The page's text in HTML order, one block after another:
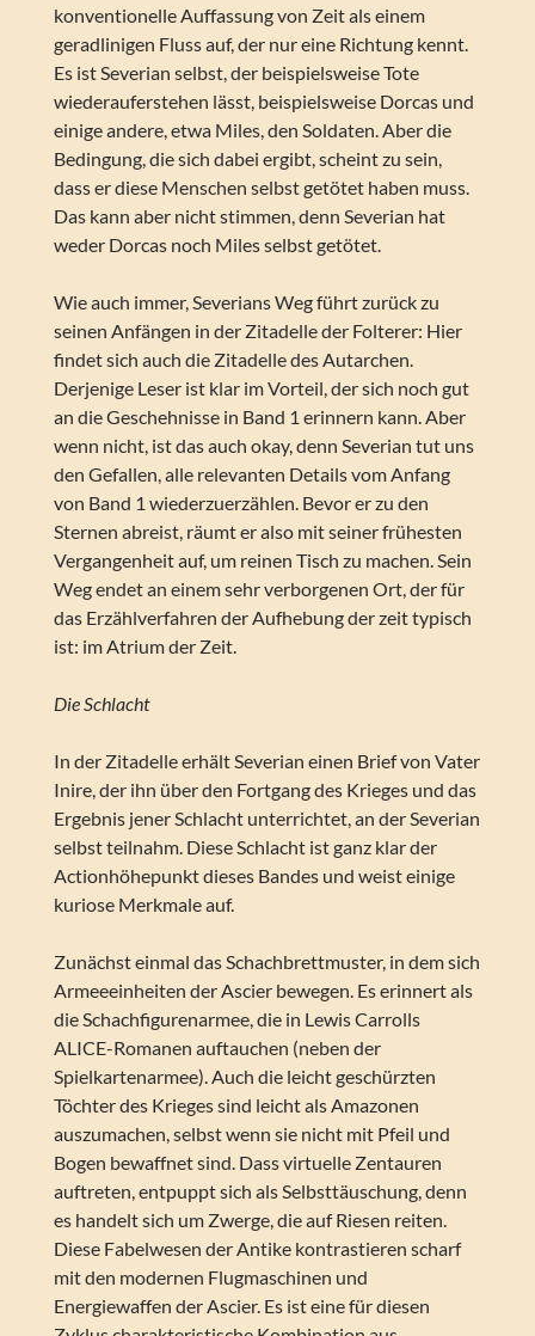
konventionelle Auffassung von Zeit als einem
geradlinigen Fluss auf, der nur eine Richtung kennt.
Es ist Severian selbst, der beispielsweise Tote
wiederauferstehen lässt, beispielsweise Dorcas und
einige andere, etwa Miles, den Soldaten. Aber die
Bedingung, die sich dabei ergibt, scheint zu sein,
dass er diese Menschen selbst getötet haben muss.
Das kann aber nicht stimmen, denn Severian hat
weder Dorcas noch Miles selbst getötet.
Wie auch immer, Severians Weg führt zurück zu
seinen Anfängen in der Zitadelle der Folterer: Hier
findet sich auch die Zitadelle des Autarchen.
Derjenige Leser ist klar im Vorteil, der sich noch gut
an die Geschehnisse in Band 1 erinnern kann. Aber
wenn nicht, ist das auch okay, denn Severian tut uns
den Gefallen, alle relevanten Details vom Anfang
von Band 1 wiederzuerzählen. Bevor er zu den
Sternen abreist, räumt er also mit seiner frühesten
Vergangenheit auf, um reinen Tisch zu machen. Sein
Weg endet an einem sehr verborgenen Ort, der für
das Erzählverfahren der Aufhebung der zeit typisch
ist: im Atrium der Zeit.
Die Schlacht
In der Zitadelle erhält Severian einen Brief von Vater
Inire, der ihn über den Fortgang des Krieges und das
Ergebnis jener Schlacht unterrichtet, an der Severian
selbst teilnahm. Diese Schlacht ist ganz klar der
Actionhöhepunkt dieses Bandes und weist einige
kuriose Merkmale auf.
Zunächst einmal das Schachbrettmuster, in dem sich
Armeeeinheiten der Ascier bewegen. Es erinnert als
die Schachfigurenarmee, die in Lewis Carrolls
ALICE-Romanen auftauchen (neben der
Spielkartenarmee). Auch die leicht geschürzten
Töchter des Krieges sind leicht als Amazonen
auszumachen, selbst wenn sie nicht mit Pfeil und
Bogen bewaffnet sind. Dass virtuelle Zentauren
auftreten, entpuppt sich als Selbsttäuschung, denn
es handelt sich um Zwerge, die auf Riesen reiten.
Diese Fabelwesen der Antike kontrastieren scharf
mit den modernen Flugmaschinen und
Energiewaffen der Ascier. Es ist eine für diesen